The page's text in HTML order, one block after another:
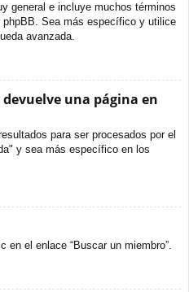
general e incluye muchos términos
Sea más específico y utilice
avanzada.
una página en
para ser procesados por el
y sea más específico en los
el enlace “Buscar un miembro”.